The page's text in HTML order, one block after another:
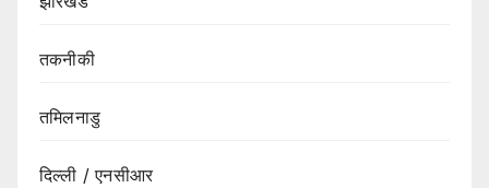
तकनीकी
तमिलनाडु
दिल्ली / एनसीआर